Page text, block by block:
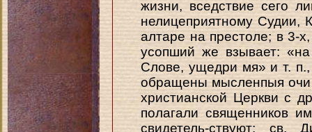
жизни, вседствие сего
нелицеприятному Судии,
алтаре на престоле; в 3-
усопший же взывает:
Слове, ущедри мя» и т.
обращены мысленпыя очи
христианской Церкви с
полагали священников
свидетель-ствуют: св.